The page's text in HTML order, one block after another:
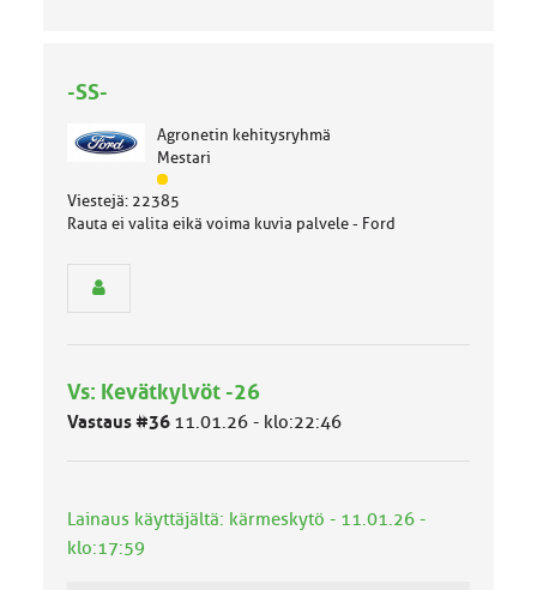
-SS-
Agronetin kehitysryhmä
Mestari
J
ä
s
ä
l
u
a
Viestejä: 22385
Rauta ei valita eikä voima kuvia palvele - Ford
Vs: Kevätkylvöt -26
Vastaus #36 11.01.26 - klo:22:46
Lainaus käyttäjältä: kärmeskytö - 11.01.26 -
klo:17:59